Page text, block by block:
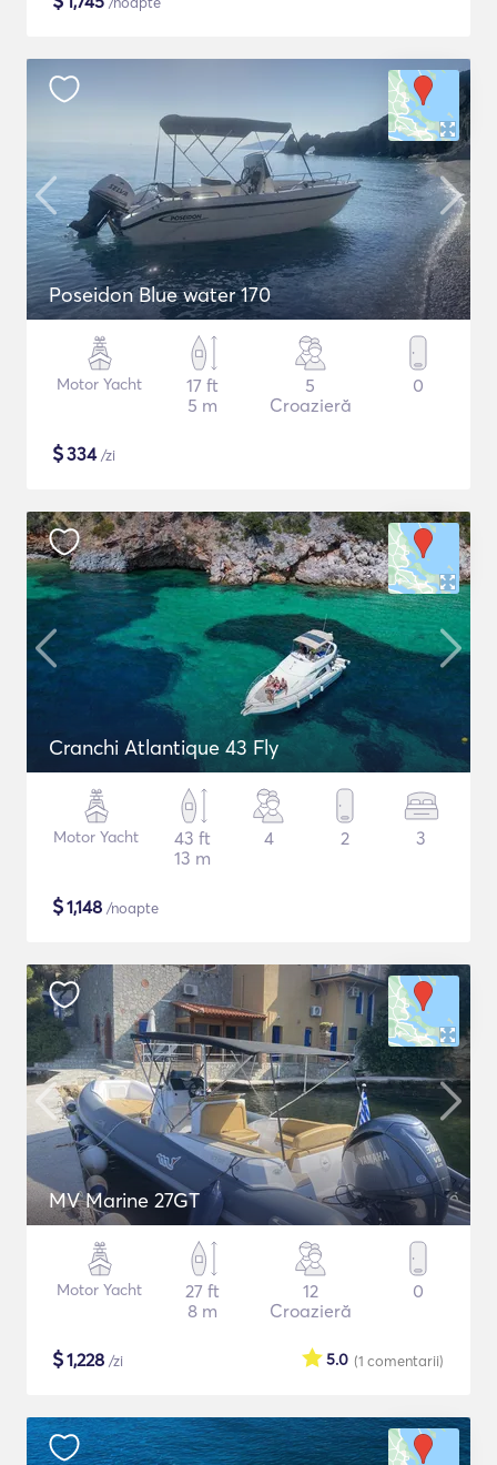
Poseidon Blue water 170
Motor Yacht
17 ft
5 m
5
Croazieră
0
$334/zi
Cranchi Atlantique 43 Fly
Motor Yacht
43 ft
13 m
4 2 3
$1,148 /noapte
MV Marine 27GT
Motor Yacht
27 ft
8 m
12
Croazieră
0
$1,228 /zi (1 comentarii)
5.0